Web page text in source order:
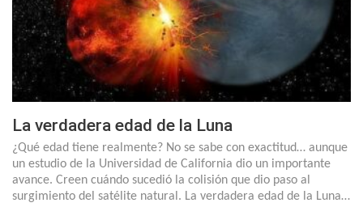
La verdadera edad de la Luna
¿Qué edad tiene realmente? No se sabe con exactitud… aunque
un estudio de la Universidad de California dio un importante
avance. Creen cuándo sucedió la colisión que dio paso al
surgimiento del satélite natural. La verdadera edad de la Luna…